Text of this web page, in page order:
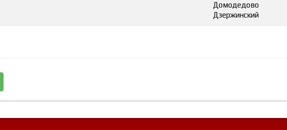
Домодедово
Дзержинский